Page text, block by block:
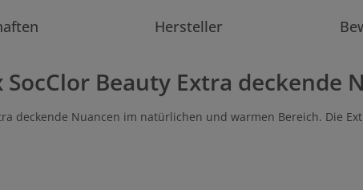
Hersteller
Beauty Extra deckende
deckende Nuancen im natürlichen und warmen Bereich. Die